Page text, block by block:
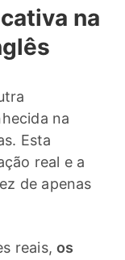
na
na
Esta
real e a
de apenas
reais,os